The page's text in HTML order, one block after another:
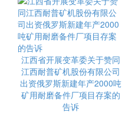
江西省开展变革委关于赞同
江西耐普矿机股份有限公司
出资俄罗斯新建年产2000吨
矿用耐磨备件厂项目存案的
告诉